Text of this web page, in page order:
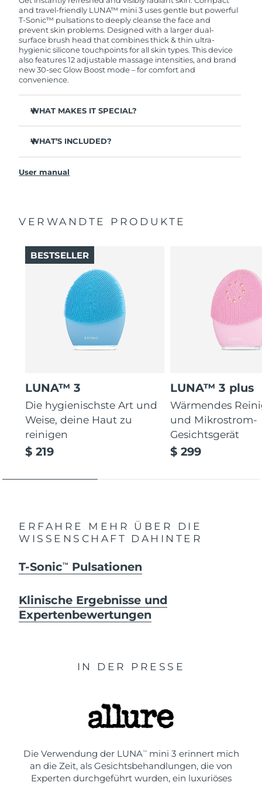
replace your product free of charge.
and travel-friendly LUNA™ mini 3 uses gentle but powerful
T-Sonic™ pulsations to deeply cleanse the face and
prevent skin problems. Designed with a larger dual-
surface brush head that combines thick & thin ultra-
hygienic silicone touchpoints for all skin types. This device
also features 12 adjustable massage intensities, and brand
new 30-sec Glow Boost mode – for comfort and
convenience.
WHAT MAKES IT SPECIAL?
makeup residue from skin.
Removes impurities trapped deep within pores –
WHAT’S INCLUDED?
USB charging cable
General manual
warranty)
User manual
VERWANDTE PRODUKTE
LUNA™ 3
Die hygienischste Art und
Weise, deine Haut zu
reinigen
$ 219
BESTSELLER
LUNA™ 3 plus
Wärmendes
und Mikrostrom-
Gesichtsgerät
$ 299
ERFAHRE MEHR ÜBER DIE
WISSENSCHAFT DAHINTER
T-SonicTM Pulsationen
Klinische Ergebnisse und
Expertenbewertungen
IN DER PRESSE
Die Verwendung der LUNATMmini 3 erinnert mich
an die Zeit, als Gesichtsbehandlungen, die von
Experten durchgeführt wurden, ein luxuriöses